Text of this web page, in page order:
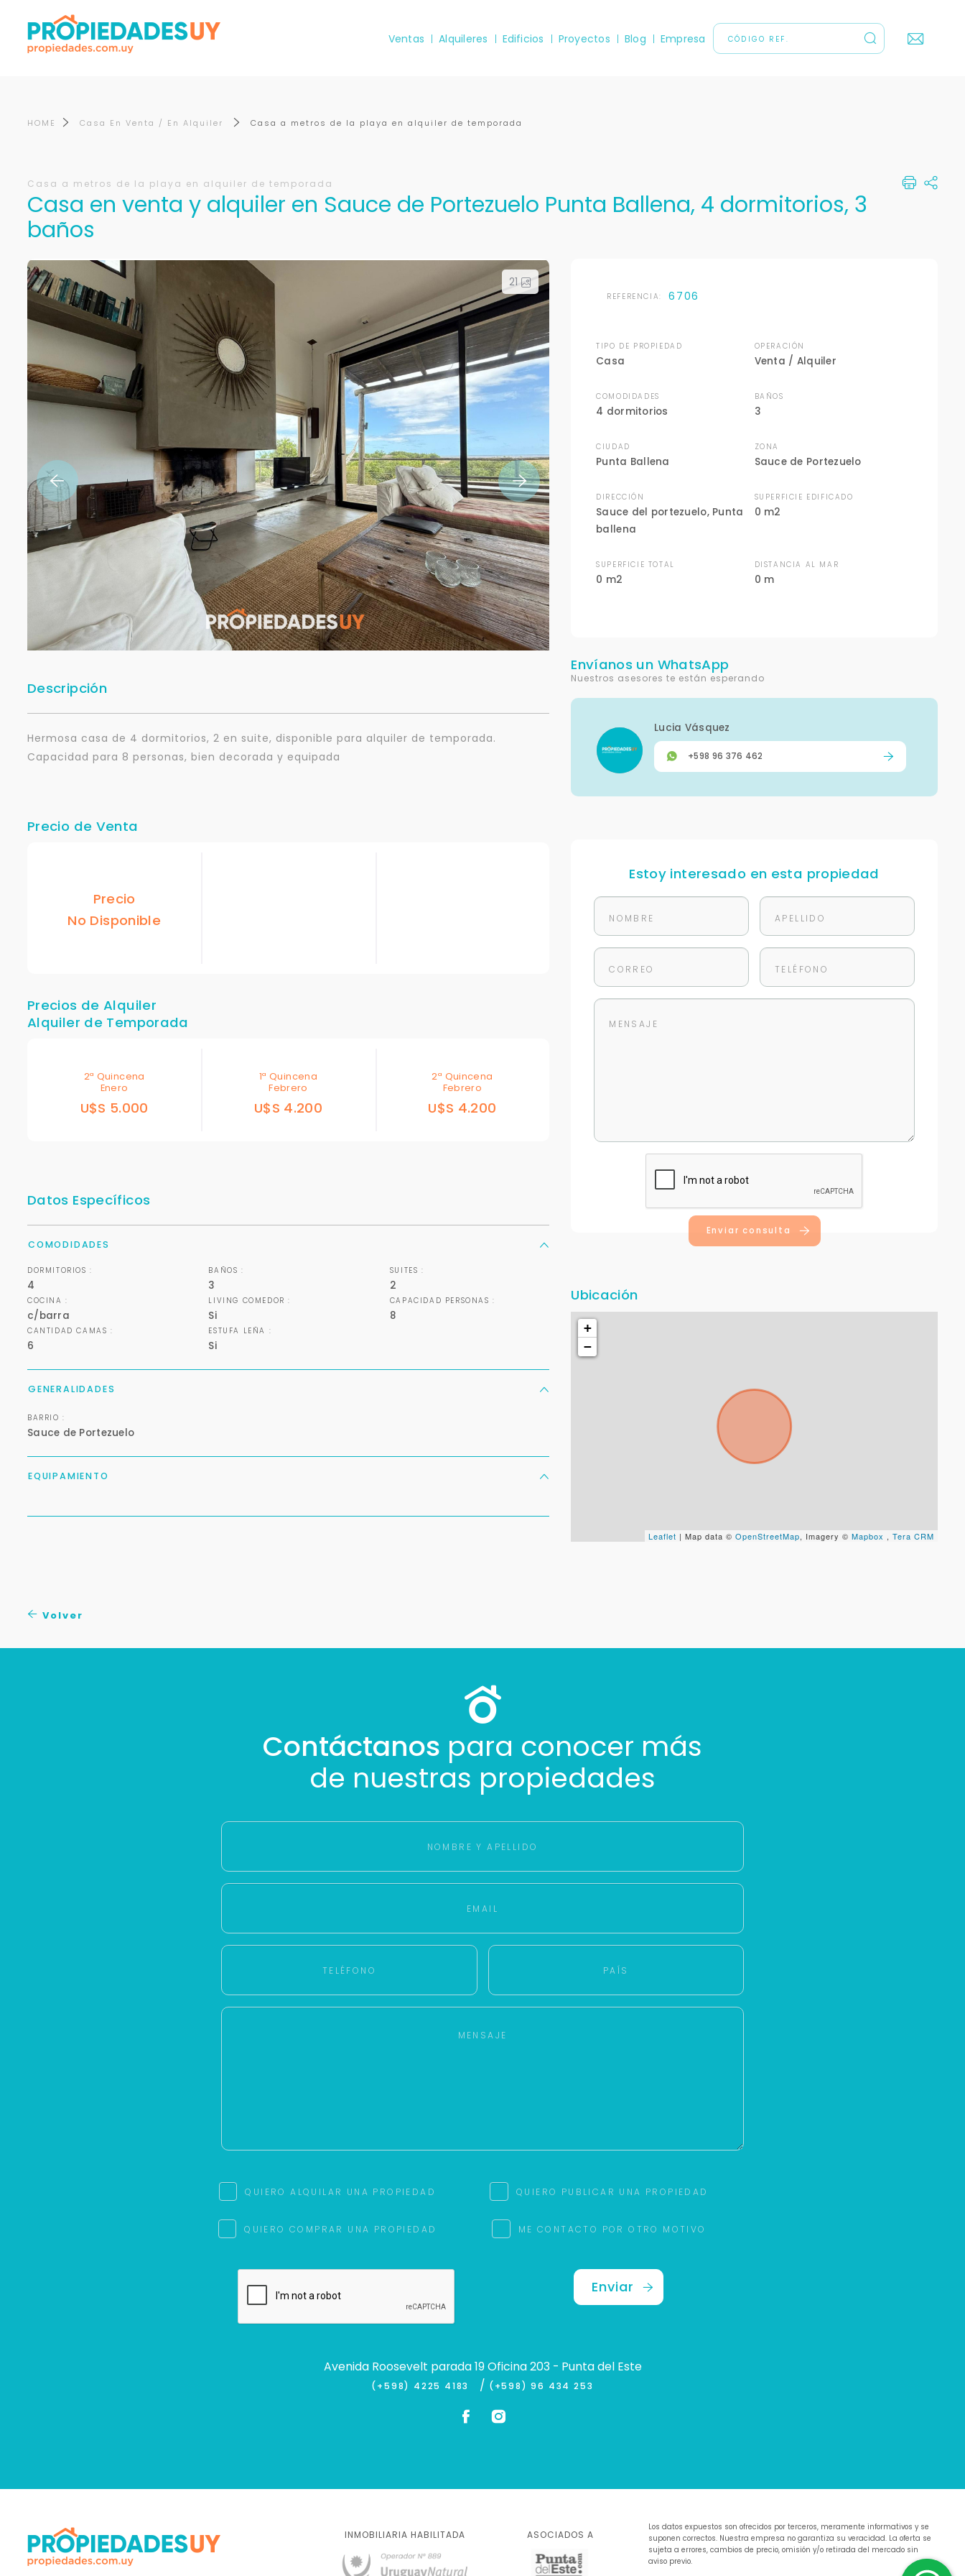
Ventas Alquileres Edificios Proyectos Blog Empresa
HOME Casa En Venta / En Alquiler Casa a metros de la playa en alquiler de temporada
Casa a metros de la playa en alquiler de temporada
Casa en venta y alquiler en Sauce de Portezuelo Punta Ballena, 4 dormitorios, 3
baños
21
Descripción
Hermosa casa de 4 dormitorios, 2 en suite, disponible para alquiler de temporada.
Capacidad para 8 personas, bien decorada y equipada
Precio de Venta
Precio
No Disponible
Precios de Alquiler
Alquiler de Temporada
2ª Quincena
Enero
U$S 5.000
1ª Quincena
Febrero
U$S 4.200
2ª Quincena
Febrero
U$S 4.200
Datos Específicos
COMODIDADES
DORMITORIOS :
4
BAÑOS :
3
SUITES :
2
COCINA :
c/barra
LIVING COMEDOR :
Si
CAPACIDAD PERSONAS :
8
CANTIDAD CAMAS :
6
ESTUFA LEÑA :
Si
GENERALIDADES
BARRIO :
Sauce de Portezuelo
EQUIPAMIENTO
REFERENCIA: 6706
TIPO DE PROPIEDAD
Casa
OPERACIÓN
Venta / Alquiler
COMODIDADES
4 dormitorios
BAÑOS
3
CIUDAD
Punta Ballena
ZONA
Sauce de Portezuelo
DIRECCIÓN
Sauce del portezuelo, Punta
ballena
SUPERFICIE EDIFICADO
0 m2
SUPERFICIE TOTAL
0 m2
DISTANCIA AL MAR
0 m
Envíanos un WhatsApp
Nuestros asesores te están esperando
Lucia Vásquez
+598 96 376 462
Estoy interesado en esta propiedad
Enviar consulta
Ubicación
+
−
Leaflet | Map data © OpenStreetMap, Imagery © Mapbox , Tera CRM
Volver
Contáctanos para conocer más
de nuestras propiedades
QUIERO ALQUILAR UNA PROPIEDAD QUIERO PUBLICAR UNA PROPIEDAD
QUIERO COMPRAR UNA PROPIEDAD ME CONTACTO POR OTRO MOTIVO
Enviar
Avenida Roosevelt parada 19 Oficina 203 - Punta del Este
(+598) 4225 4183 / (+598) 96 434 253
INMOBILIARIA HABILITADA ASOCIADOS A
Los datos expuestos son ofrecidos por terceros, meramente informativos y se
suponen correctos. Nuestra empresa no garantiza su veracidad. La oferta se
sujeta a errores, cambios de precio, omisión y/o retirada del mercado sin
aviso previo.
Tu WhatsApp *
No compartimos tu información
Solo los usamos para responder
Buscamos darte la mejor experiencia.